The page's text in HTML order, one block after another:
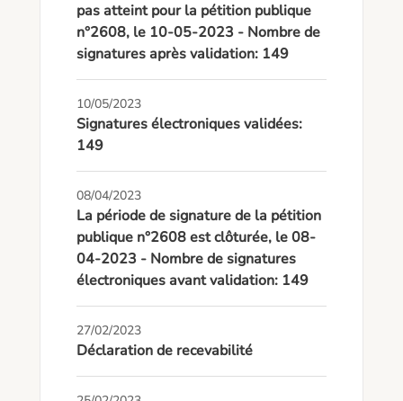
pas atteint pour la pétition publique
n°2608, le 10-05-2023 - Nombre de
signatures après validation: 149
10/05/2023
Signatures électroniques validées:
149
08/04/2023
La période de signature de la pétition
publique n°2608 est clôturée, le 08-
04-2023 - Nombre de signatures
électroniques avant validation: 149
27/02/2023
Déclaration de recevabilité